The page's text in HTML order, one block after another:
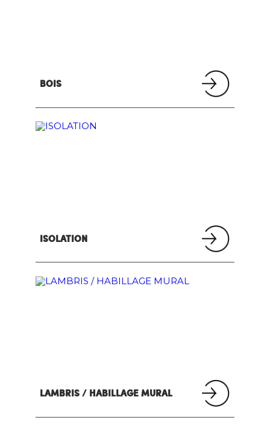
BOIS
ISOLATION
LAMBRIS / HABILLAGE MURAL